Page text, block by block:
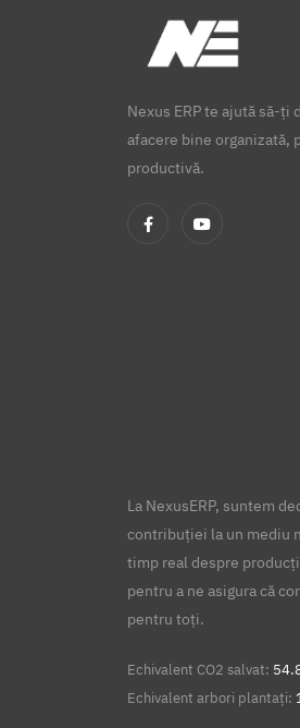
Nexus ERP te ajută să-ți
afacere bine organizată,
productivă.
La NexusERP, suntem
contribuției la un mediu
timp real despre
pentru a ne asigura că
pentru toți.
Echivalent CO2 salvat:
Echivalent arbori plantați: